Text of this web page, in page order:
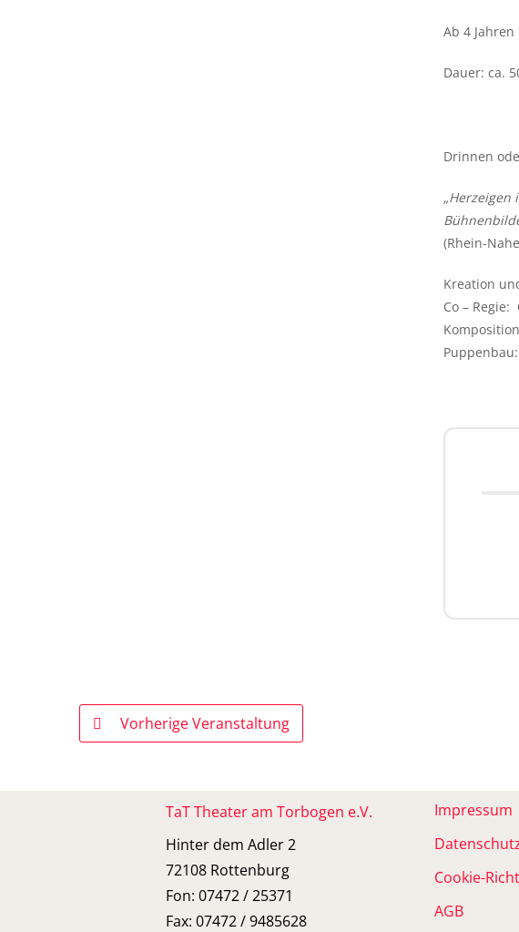
Ab 4 Jahren
Dauer: ca.
Drinnen
„Herzeigen
(Rhein-
Kreation
Co – Regie:
Puppenbau:
Vorherige Veranstaltung
TaT Theater am Torbogen e.V.
Hinter dem Adler 2
72108 Rottenburg
Fon: 07472 / 25371
Fax: 07472 / 9485628
Impressum
Cookie-
AGB